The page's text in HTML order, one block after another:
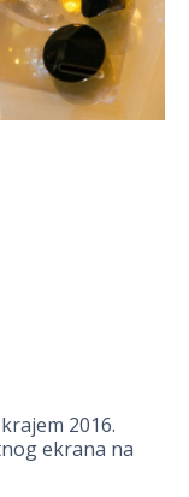
2016.
ekrana na